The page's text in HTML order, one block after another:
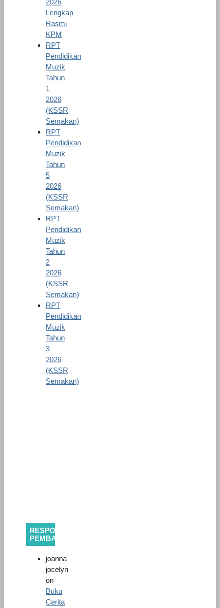
2026
Lengkap
Rasmi
KPM
RPT
Pendidikan
Muzik
Tahun
1
2026
(KSSR
Semakan)
RPT
Pendidikan
Muzik
Tahun
5
2026
(KSSR
Semakan)
RPT
Pendidikan
Muzik
Tahun
2
2026
(KSSR
Semakan)
RPT
Pendidikan
Muzik
Tahun
3
2026
(KSSR
Semakan)
RESPONS
PEMBACA
joanna
jocelyn
on
Buku
Cerita